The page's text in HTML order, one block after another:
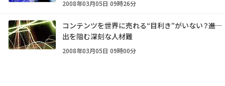
2008年03月05日 09時26分
コンテンツを世界に売れる“目利き”がいない？――進
出を阻む深刻な人材難
2008年03月05日 09時00分